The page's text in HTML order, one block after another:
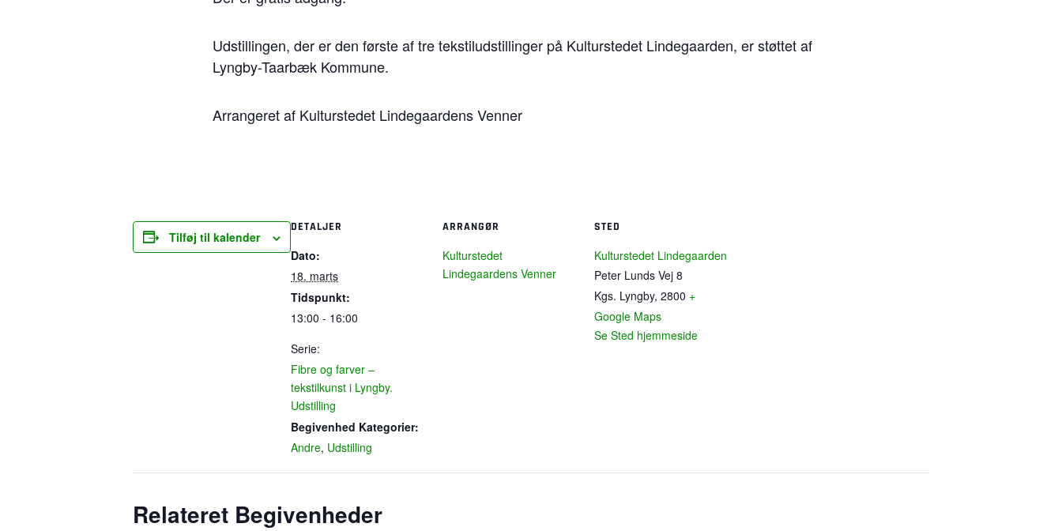
Udstillingen, der er den første af tre tekstiludstillinger på Kulturstedet Lindegaarden, er støttet af
Lyngby-Taarbæk Kommune.
Arrangeret af Kulturstedet Lindegaardens Venner
Tilføj til kalender
DETALJER
Dato:
18. marts
Tidspunkt:
13:00 - 16:00
Serie:
Fibre og farver –
tekstilkunst i Lyngby.
Udstilling
Begivenhed Kategorier:
Andre, Udstilling
ARRANGØR
Kulturstedet
Lindegaardens Venner
STED
Kulturstedet Lindegaarden
Peter Lunds Vej 8
Kgs. Lyngby, 2800 +
Google Maps
Se Sted hjemmeside
Relateret Begivenheder